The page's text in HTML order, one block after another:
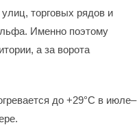
торговых рядов и
Именно поэтому
а за ворота
до +29°С в июле–